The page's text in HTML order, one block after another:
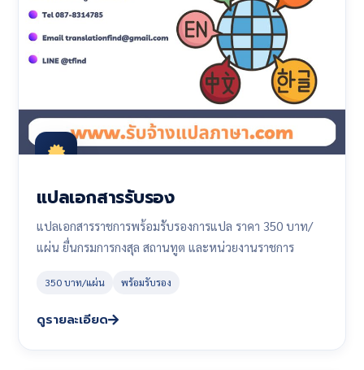
แปลเอกสารรับรอง
แปลเอกสารราชการพร้อมรับรองการแปล ราคา 350 บาท/
แผ่น ยื่นกรมการกงสุล สถานทูต และหน่วยงานราชการ
350 บาท/แผ่น พร้อมรับรอง
ดูรายละเอียด